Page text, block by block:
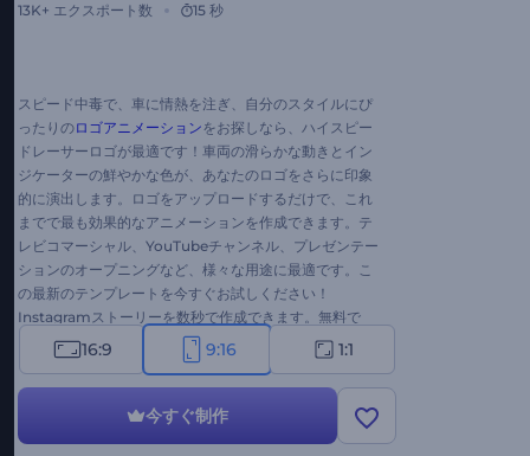
13K+ エクスポート数 15 秒
スピード中毒で、車に情熱を注ぎ、自分のスタイルにぴ
ったりのロゴアニメーションをお探しなら、ハイスピー
ドレーサーロゴが最適です！車両の滑らかな動きとイン
ジケーターの鮮やかな色が、あなたのロゴをさらに印象
的に演出します。ロゴをアップロードするだけで、これ
までで最も効果的なアニメーションを作成できます。テ
レビコマーシャル、YouTubeチャンネル、プレゼンテー
ションのオープニングなど、様々な用途に最適です。こ
の最新のテンプレートを今すぐお試しください！
Instagramストーリーを数秒で作成できます。無料で
す。3...2...1...Go！
16:9 9:16 1:1
今すぐ制作